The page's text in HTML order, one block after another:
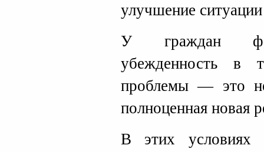
улучшение
У граждан
убежденность в
проблемы — это
полноценная новая
В этих условиях